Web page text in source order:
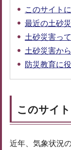
このサイト
最近の土砂
土砂災害っ
土砂災害か
防災教育に
このサイ
近年、気象状況